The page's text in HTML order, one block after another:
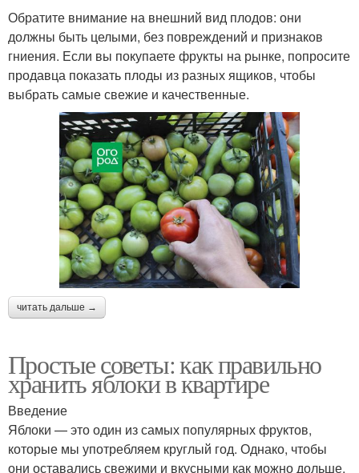
Обратите внимание на внешний вид плодов: они
должны быть целыми, без повреждений и признаков
гниения. Если вы покупаете фрукты на рынке, попросите
продавца показать плоды из разных ящиков, чтобы
выбрать самые свежие и качественные.
читать дальше →
Простые советы: как правильно
хранить яблоки в квартире
Введение
Яблоки — это один из самых популярных фруктов,
которые мы употребляем круглый год. Однако, чтобы
они оставались свежими и вкусными как можно дольше,